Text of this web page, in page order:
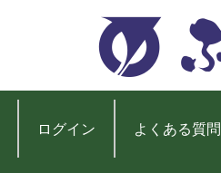
ログイン よくある質問